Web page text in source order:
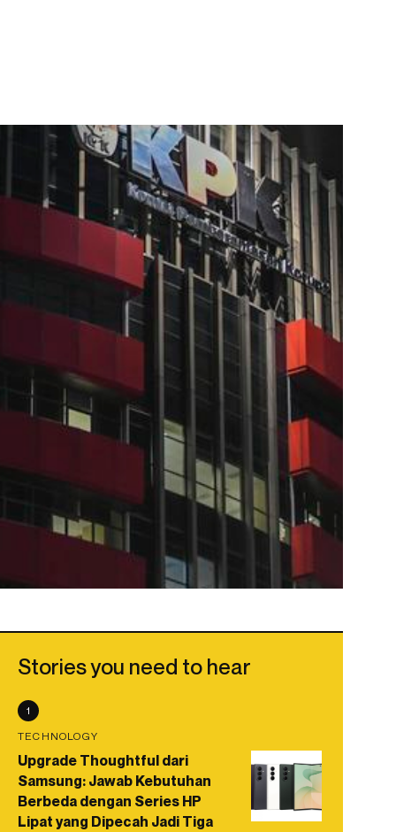
Stories you need to hear
1
TECHNOLOGY
Upgrade Thoughtful dari
Samsung: Jawab Kebutuhan
Berbeda dengan Series HP
Lipat yang Dipecah Jadi Tiga